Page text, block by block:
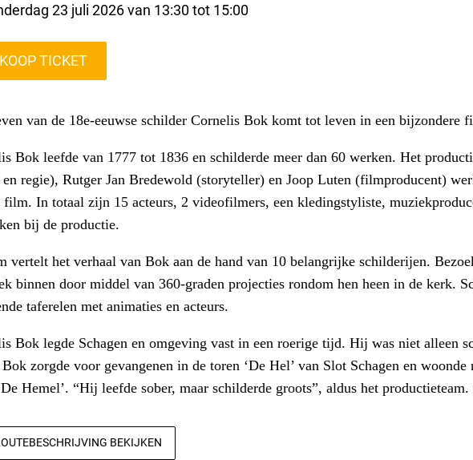
23 juli 2026 van 13:30 tot 15:00
KOOP TICKET
van de 18e-eeuwse schilder Cornelis Bok komt tot leven in een bijzondere
Bok leefde van 1777 tot 1836 en schilderde meer dan 60 werken. Het
regie), Rutger Jan Bredewold (storyteller) en Joop Luten (filmproducent)
film. In totaal zijn 15 acteurs, 2 videofilmers, een kledingstyliste,
bij de productie.
vertelt het verhaal van Bok aan de hand van 10 belangrijke schilderijen.
binnen door middel van 360-graden projecties rondom hen heen in de kerk.
taferelen met animaties en acteurs.
Bok legde Schagen en omgeving vast in een roerige tijd. Hij was niet alleen
zorgde voor gevangenen in de toren ‘De Hel’ van Slot Schagen en
Hemel’. “Hij leefde sober, maar schilderde groots”, aldus het
BEKIJKEN